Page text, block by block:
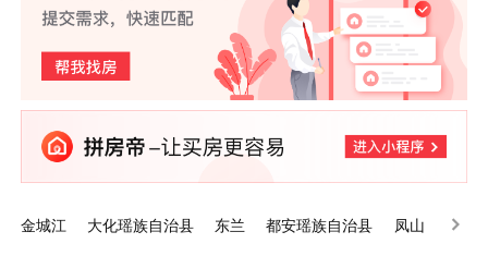
金城江 大化瑶族自治县 东兰 都安瑶族自治县
凤山